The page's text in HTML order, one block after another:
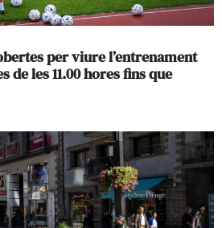
per viure l’entrenament
de les 11.00 hores fins que